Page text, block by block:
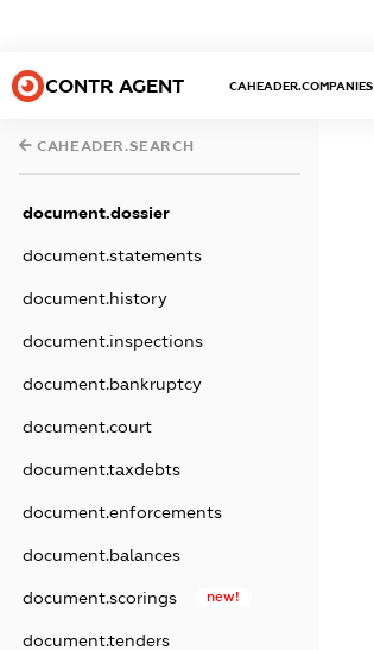
CONTR AGENT CAHEADER.COMPANIES
CAHEADER.SEARCH
document.dossier
document.statements
document.history
document.inspections
document.bankruptcy
document.court
document.taxdebts
document.enforcements
document.balances
document.scorings new!
document.tenders